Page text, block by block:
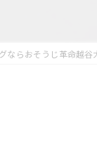
ならおそうじ革命越谷